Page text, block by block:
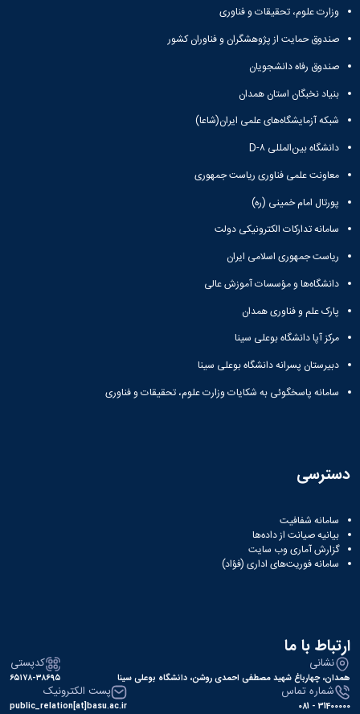
وزارت علوم، تحقیقات و فناوری
صندوق حمایت از پژوهشگران و فناوران کشور
صندوق رفاه دانشجویان
بنیاد نخبگان استان همدان
شبکه آزمایشگاه‌های علمی ایران(شاعا)
دانشگاه بین‌المللی D-۸
معاونت علمی فناوری ریاست جمهوری
پورتال امام خمینی (ره)
سامانه تدارکات الکترونیکی دولت
ریاست جمهوری اسلامی ایران
دانشگاه‌ها و مؤسسات آموزش عالی
پارک علم و فناوری همدان
مرکز آپا دانشگاه بوعلی سینا
دبیرستان پسرانه دانشگاه بوعلی سینا
سامانه پاسخگوئی به شکایات وزارت علوم، تحقیقات و فناوری
دسترسی
سامانه شفافیت
بیانیه صیانت از داده‌ها
گزارش آماری وب‌ سایت
سامانه فوریت‌های اداری (فؤاد)
ارتباط با ما
نشانی
همدان، چهارباغ شهید مصطفی احمدی روشن، دانشگاه بوعلی سینا
کدپستی
۶۵۱۷۸-۳۸۶۹۵
شماره تماس
31400000 - 081
پست الکترونیک
public_relation[at]basu.ac.ir